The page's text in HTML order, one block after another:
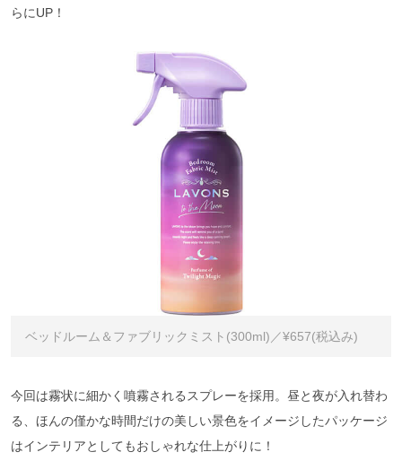
らにUP！
ベッドルーム＆ファブリックミスト(300ml)／¥657(税込み)
今回は霧状に細かく噴霧されるスプレーを採用。昼と夜が入れ替わ
る、ほんの僅かな時間だけの美しい景色をイメージしたパッケージ
はインテリアとしてもおしゃれな仕上がりに！